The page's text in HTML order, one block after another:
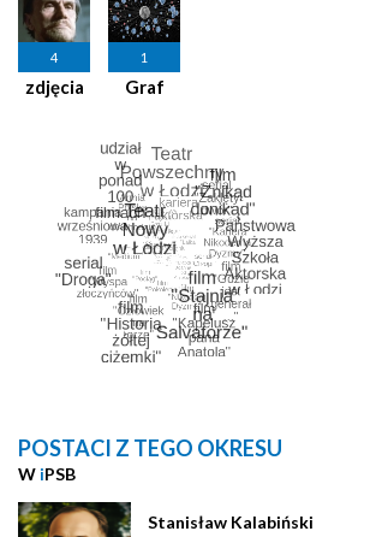
4
zdjęcia
1
Graf
POSTACI Z TEGO OKRESU
W iPSB
Stanisław Kalabiński